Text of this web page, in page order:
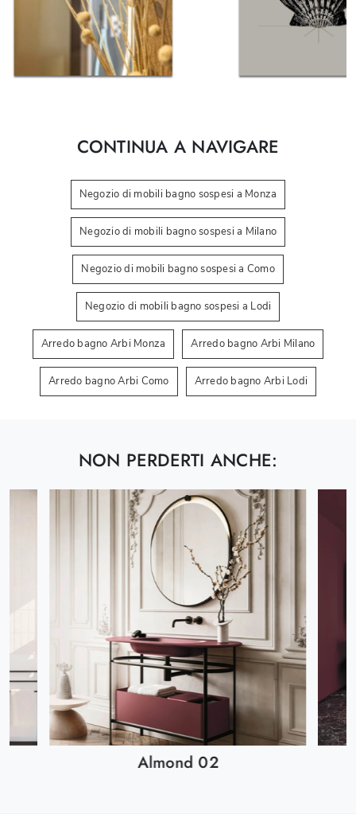
CONTINUA A NAVIGARE
Negozio di mobili bagno sospesi a Monza
Negozio di mobili bagno sospesi a Milano
Negozio di mobili bagno sospesi a Como
Negozio di mobili bagno sospesi a Lodi
Arredo bagno Arbi Monza Arredo bagno Arbi Milano
Arredo bagno Arbi Como Arredo bagno Arbi Lodi
NON PERDERTI ANCHE:
Almond 02